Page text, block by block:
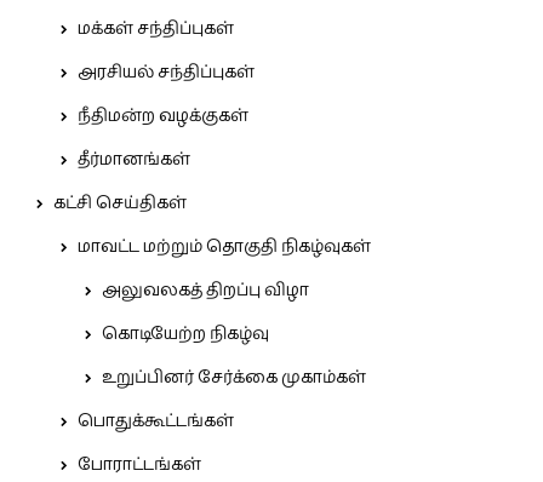
மக்கள் சந்திப்புகள்
அரசியல் சந்திப்புகள்
நீதிமன்ற வழக்குகள்
தீர்மானங்கள்
கட்சி செய்திகள்
மாவட்ட மற்றும் தொகுதி நிகழ்வுகள்
அலுவலகத் திறப்பு விழா
கொடியேற்ற நிகழ்வு
உறுப்பினர் சேர்க்கை முகாம்கள்
பொதுக்கூட்டங்கள்
போராட்டங்கள்